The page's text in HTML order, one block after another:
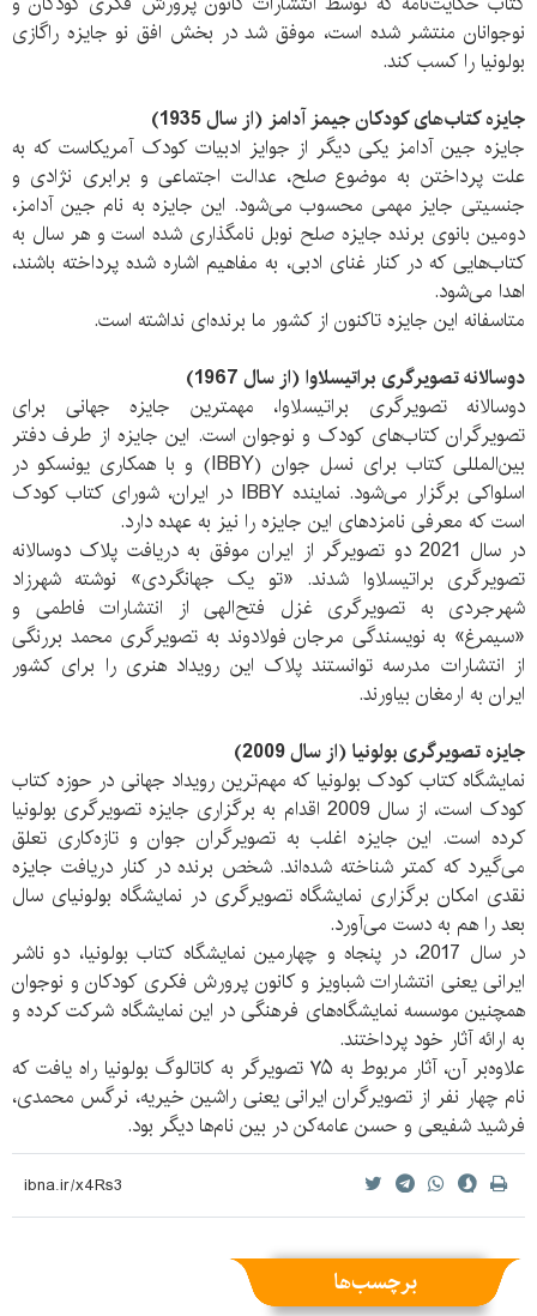
نوجوانان منتشر شده است، موفق شد در بخش افق نو جایزه راگازی
بولونیا را کسب کند.
جایزه کتاب‌های کودکان جیمز آدامز(از سال 1935)
جایزه جین آدامز یکی دیگر از جوایز ادبیات کودک آمریکاست که به
علت پرداختن به موضوع صلح، عدالت اجتماعی و برابری نژادی و
جنسیتی جایز مهمی محسوب می‌شود. این جایزه به نام جین آدامز،
دومین بانوی برنده جایزه صلح نوبل نامگذاری شده است و هر سال به
کتاب‌هایی که در کنار غنای ادبی، به مفاهیم اشاره شده پرداخته باشند،
اهدا می‌شود.
متاسفانه این جایزه تاکنون از کشور ما برنده‌ای نداشته است.
دوسالانه تصویرگری براتیسلاوا(از سال 1967)
دوسالانه تصویرگری براتیسلاوا، مهمترین جایزه جهانی برای
تصویرگران کتاب‌های کودک و نوجوان است. این جایزه از طرف دفتر
بین‌المللی کتاب برای نسل جوان (IBBY) و با همکاری یونسکو در
اسلواکی برگزار می‌شود. نماینده IBBY در ایران، شورای کتاب کودک
است که معرفی نامزدهای این جایزه را نیز به عهده دارد.
در سال 2021 دو تصویرگر از ایران موفق به دریافت پلاک دوسالانه
تصویرگری براتیسلاوا شدند. «تو یک جهانگردی» نوشته شهرزاد
شهرجردی به تصویرگری غزل فتح‌الهی از انتشارات فاطمی و
«سیمرغ» به نویسندگی مرجان فولادوند به تصویرگری محمد بررنگی
از انتشارات مدرسه توانستند پلاک این رویداد هنری را برای کشور
ایران به ارمغان بیاورند.
جایزه تصویرگری بولونیا(از سال 2009)
نمایشگاه کتاب کودک بولونیا که مهم‌ترین رویداد جهانی در حوزه کتاب
کودک است، از سال 2009 اقدام به برگزاری جایزه تصویرگری بولونیا
کرده است. این جایزه اغلب به تصویرگران جوان و تازه‌کاری تعلق
می‌گیرد که کمتر شناخته شده‌اند. شخص برنده در کنار دریافت جایزه
نقدی امکان برگزاری نمایشگاه تصویرگری در نمایشگاه بولونیای سال
بعد را هم به دست می‌آورد.
در سال 2017، در پنجاه و چهارمین نمایشگاه کتاب بولونیا، دو ناشر
ایرانی یعنی انتشارات شباویز و کانون پرورش فکری کودکان و نوجوان
همچنین موسسه نمایشگاه‌های فرهنگی در این نمایشگاه شرکت کرده و
به ارائه آثار خود پرداختند.
علاوه‌بر آن، آثار مربوط به ۷۵ تصویرگر به کاتالوگ بولونیا راه یافت که
نام چهار نفر از تصویرگران ایرانی یعنی راشین خیریه، نرگس محمدی،
فرشید شفیعی و حسن عامه‌کن در بین نام‌ها دیگر بود.
برچسب‌ها